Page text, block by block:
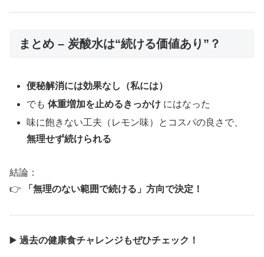
まとめ – 炭酸水は“続ける価値あり”？
便秘解消には効果なし（私には）
でも体重増加を止めるきっかけ にはなった
味に飽きない工夫（レモン味）とコスパの良さで、
無理せず続けられる
結論：
👉
「無理のない範囲で続ける」方向で決定！
▶️ 過去の健康食チャレンジもぜひチェック！